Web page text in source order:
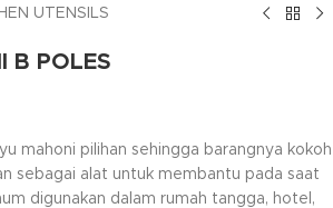
UTENSILS
B POLES
mahoni pilihan sehingga barangnya kokoh
sebagai alat untuk membantu pada saat
digunakan dalam rumah tangga, hotel,